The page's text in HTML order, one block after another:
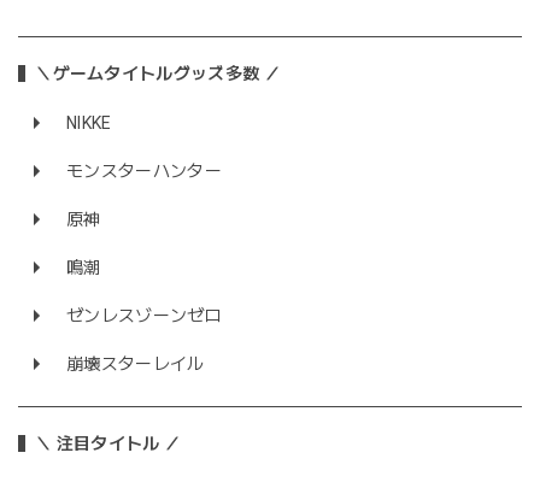
＼ゲームタイトルグッズ多数 ／
NIKKE
モンスターハンター
原神
鳴潮
ゼンレスゾーンゼロ
崩壊スターレイル
＼ 注目タイトル ／